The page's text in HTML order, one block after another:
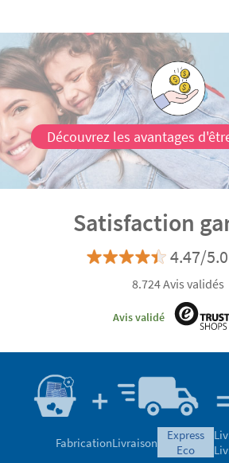
Découvrez les avantages
Satisfaction
4.47/
8.724 Avis validés
Avis validé
FabricationLivraison
express
eco